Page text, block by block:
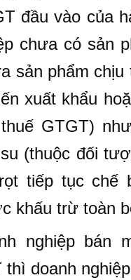
đầu vào của
chưa có sản
sản phẩm
xuất khẩu
GTGT)
(thuộc đối
tiếp tục chế
khấu trừ toàn
nghiệp bán
thì doanh